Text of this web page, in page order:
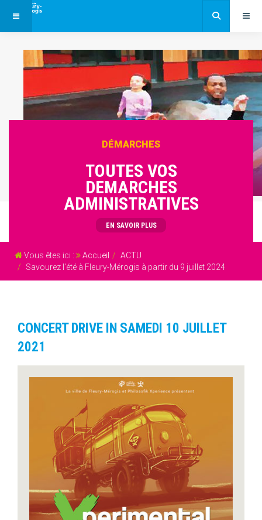
DÉMARCHES
TOUTES VOS
DEMARCHES
ADMINISTRATIVES
EN SAVOIR PLUS
Vous êtes ici : Accueil
ACTU
Savourez l'été à Fleury-Mérogis à partir du 9 juillet 2024
CONCERT DRIVE IN SAMEDI 10 JUILLET
2021